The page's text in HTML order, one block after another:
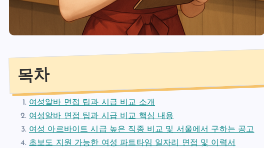
목차
여성알바 면접 팁과 시급 비교 소개
여성알바 면접 팁과 시급 비교 핵심 내용
여성 아르바이트 시급 높은 직종 비교 및 서울에서 구하는 공고
초보도 지원 가능한 여성 파트타임 일자리 면접 및 이력서